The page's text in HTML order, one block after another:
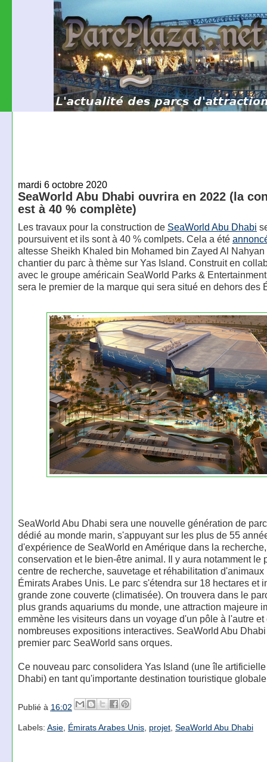
mardi 6 octobre 2020
SeaWorld Abu Dhabi ouvrira en 2022 (la
est à 40 % complète)
Les travaux pour la construction de SeaWorld Abu Dhabi
poursuivent et ils sont à 40 % comlpets. Cela a été
altesse Sheikh Khaled bin Mohamed bin Zayed Al
chantier du parc à thème sur Yas Island. Construit en
avec le groupe américain SeaWorld Parks &
sera le premier de la marque qui sera situé en dehors des
SeaWorld Abu Dhabi sera une nouvelle génération de
dédié au monde marin, s'appuyant sur les plus de 55
d'expérience de SeaWorld en Amérique dans la
conservation et le bien-être animal. Il y aura notamment le
centre de recherche, sauvetage et réhabilitation d'animaux
Émirats Arabes Unis. Le parc s'étendra sur 18 hectares et
grande zone couverte (climatisée). On trouvera dans le
plus grands aquariums du monde, une attraction majeure
emmène les visiteurs dans un voyage d'un pôle à l'autre et
nombreuses expositions interactives. SeaWorld Abu
premier parc SeaWorld sans orques.
Ce nouveau parc consolidera Yas Island (une île
Dhabi) en tant qu'importante destination touristique
Publié à 16:02
Labels: Asie, Émirats Arabes Unis, projet, SeaWorld Abu Dhabi